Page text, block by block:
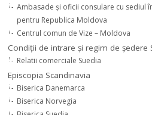
Ambasade şi oficii consulare cu sediul
pentru Republica Moldova
Centrul comun de Vize – Moldova
Condiţii de intrare şi regim de şedere
Relatii comerciale Suedia
Episcopia Scandinavia
Biserica Danemarca
Biserica Norvegia